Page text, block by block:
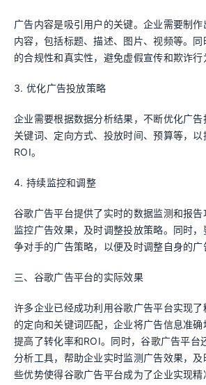
广告内容是吸引用户的关键。企业需要制
内容，包括标题、描述、图片、视频等。
的合规性和真实性，避免虚假宣传和欺诈行
3. 优化广告投放策略
企业需要根据数据分析结果，不断优化广
关键词、定向方式、投放时间、预算等，
ROI。
4. 持续监控和调整
谷歌广告平台提供了实时的数据监测和报
监控广告效果，及时调整投放策略。同时
争对手的广告策略，以便及时调整自身的广
三、谷歌广告平台的实际效果
许多企业已经成功利用谷歌广告平台实现
的定向和关键词匹配，企业将广告信息准确
提高了转化率和ROI。同时，谷歌广告平台
分析工具，帮助企业实时监测广告效果，
些优势使得谷歌广告平台成为了企业实现精